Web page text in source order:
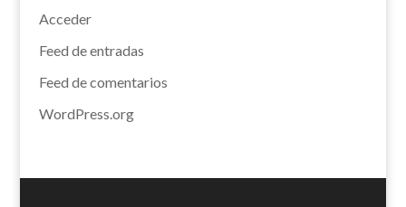
Acceder
Feed de entradas
Feed de comentarios
WordPress.org